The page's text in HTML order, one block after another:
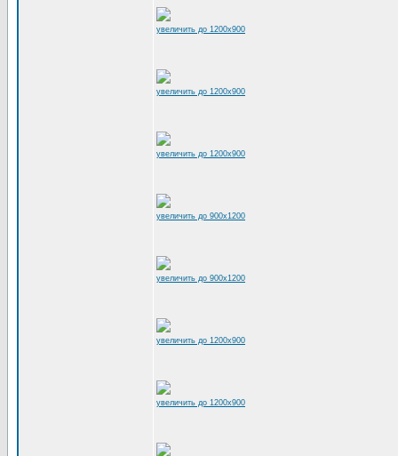
увеличить до 1200x900
увеличить до 1200x900
увеличить до 1200x900
увеличить до 900x1200
увеличить до 900x1200
увеличить до 1200x900
увеличить до 1200x900